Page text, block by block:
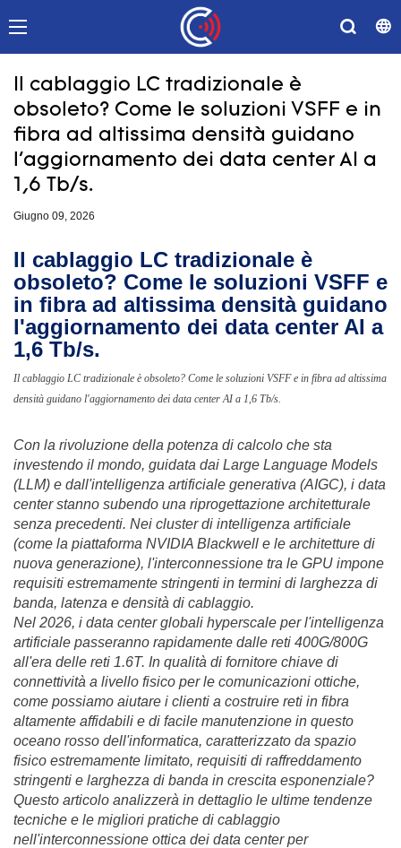
Il cablaggio LC tradizionale è
obsoleto? Come le soluzioni VSFF e in
fibra ad altissima densità guidano
l'aggiornamento dei data center AI a
1,6 Tb/s.
Giugno 09, 2026
Il cablaggio LC tradizionale è
obsoleto? Come le soluzioni VSFF e
in fibra ad altissima densità guidano
l'aggiornamento dei data center AI a
1,6 Tb/s.
Il cablaggio LC tradizionale è obsoleto? Come le soluzioni VSFF e in fibra ad altissima
densità guidano l'aggiornamento dei data center AI a 1,6 Tb/s.
Con la rivoluzione della potenza di calcolo che sta
investendo il mondo, guidata dai Large Language Models
(LLM) e dall'intelligenza artificiale generativa (AIGC), i data
center stanno subendo una riprogettazione architetturale
senza precedenti. Nei cluster di intelligenza artificiale
(come la piattaforma NVIDIA Blackwell e le architetture di
nuova generazione), l'interconnessione tra le GPU impone
requisiti estremamente stringenti in termini di larghezza di
banda, latenza e densità di cablaggio.
Nel 2026, i data center globali hyperscale per l'intelligenza
artificiale passeranno rapidamente dalle reti 400G/800G
all'era delle reti 1.6T. In qualità di fornitore chiave di
connettività a livello fisico per le comunicazioni ottiche,
come possiamo aiutare i clienti a costruire reti in fibra
altamente affidabili e di facile manutenzione in questo
oceano rosso dell'informatica, caratterizzato da spazio
fisico estremamente limitato, requisiti di raffreddamento
stringenti e larghezza di banda in crescita esponenziale?
Questo articolo analizzerà in dettaglio le ultime tendenze
tecniche e le migliori pratiche di cablaggio
nell'interconnessione ottica dei data center per